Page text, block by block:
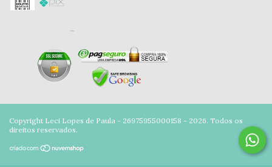
Copyright Leci Lopes de Paula - 26975955000158 - 2026. Todos os
direitos reservados.